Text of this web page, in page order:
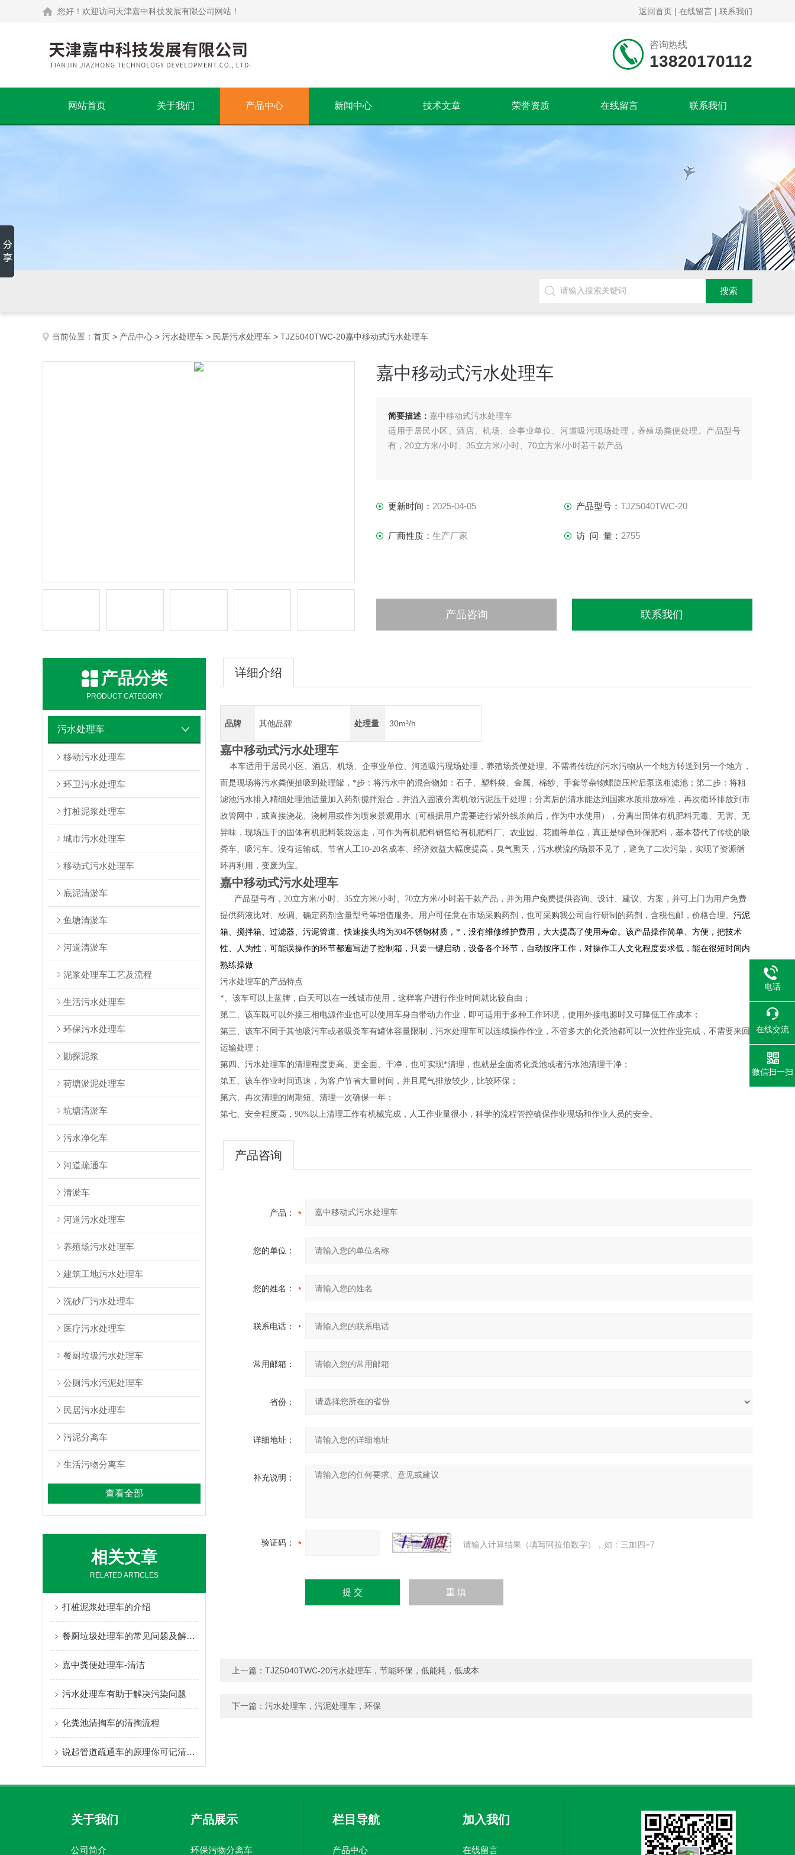
您好！欢迎访问天津嘉中科技发展有限公司网站！ 返回首页 | 在线留言 | 联系我们
咨询热线
13820170112
网站首页 关于我们 产品中心 新闻中心 技术文章 荣誉资质 在线留言 联系我们
当前位置： 首页 > 产品中心 > 污水处理车 > 民居污水处理车 > TJZ5040TWC-20嘉中移动式污水处理车
嘉中移动式污水处理车
简要描述： 嘉中移动式污水处理车
适用于居民小区、酒店、机场、企事业单位、河道吸污现场处理，养殖场粪便处理。产品型号
有，20立方米/小时、35立方米/小时、70立方米/小时若干款产品
更新时间： 2025-04-05 产品型号： TJZ5040TWC-20
厂商性质： 生产厂家 访 问 量： 2755
产品咨询 联系我们
产品分类
PRODUCT CATEGORY
污水处理车
移动污水处理车
环卫污水处理车
打桩泥浆处理车
城市污水处理车
移动式污水处理车
底泥清淤车
鱼塘清淤车
河道清淤车
泥浆处理车工艺及流程
生活污水处理车
环保污水处理车
勘探泥浆
荷塘淤泥处理车
坑塘清淤车
污水净化车
河道疏通车
清淤车
河道污水处理车
养殖场污水处理车
建筑工地污水处理车
洗砂厂污水处理车
医疗污水处理车
餐厨垃圾污水处理车
公厕污水污泥处理车
民居污水处理车
污泥分离车
生活污物分离车
查看全部
相关文章
RELATED ARTICLES
打桩泥浆处理车的介绍
餐厨垃圾处理车的常见问题及解决方法
嘉中粪便处理车-清洁
污水处理车有助于解决污染问题
化粪池清掏车的清掏流程
说起管道疏通车的原理你可记清楚了？
详细介绍
品牌 其他品牌 处理量 30m³/h
嘉中移动式污水处理车
本车适用于居民小区、酒店、机场、企事业单位、河道吸污现场处理，养殖场粪便处理。不需将传统的污水污物从一个地方转送到另一个地方，
而是现场将污水粪便抽吸到处理罐，*步：将污水中的混合物如：石子、塑料袋、金属、棉纱、手套等杂物螺旋压榨后泵送粗滤池；第二步：将粗
滤池污水排入精细处理池适量加入药剂搅拌混合，并溢入固液分离机做污泥压干处理；分离后的清水能达到国家水质排放标准，再次循环排放到市
政管网中，或直接浇花、浇树用或作为喷泉景观用水（可根据用户需要进行紫外线杀菌后，作为中水使用），分离出固体有机肥料无毒、无害、无
异味，现场压干的固体有机肥料装袋运走，可作为有机肥料销售给有机肥料厂、农业园、花圃等单位，真正是绿色环保肥料，基本替代了传统的吸
粪车、吸污车。没有运输成、节省人工10-20名成本、经济效益大幅度提高，臭气熏天，污水横流的场景不见了，避免了二次污染，实现了资源循
环再利用，变废为宝。
嘉中移动式污水处理车
产品型号有，20立方米/小时、35立方米/小时、70立方米/小时若干款产品，并为用户免费提供咨询、设计、建议、方案，并可上门为用户免费
提供药液比对、校调、确定药剂含量型号等增值服务。用户可任意在市场采购药剂，也可采购我公司自行研制的药剂，含税包邮，价格合理。 污泥
箱、搅拌箱、过滤器、污泥管道、快速接头均为304不锈钢材质，*，没有维修维护费用，大大提高了使用寿命。该产品操作简单、方便，把技术
性、人为性，可能误操作的环节都遍写进了控制箱，只要一键启动，设备各个环节，自动按序工作，对操作工人文化程度要求低，能在很短时间内
熟练操做
污水处理车的产品特点
*、该车可以上蓝牌，白天可以在一线城市使用，这样客户进行作业时间就比较自由；
第二、该车既可以外接三相电源作业也可以使用车身自带动力作业，即可适用于多种工作环境，使用外接电源时又可降低工作成本；
第三、该车不同于其他吸污车或者吸粪车有罐体容量限制，污水处理车可以连续操作作业，不管多大的化粪池都可以一次性作业完成，不需要来回
运输处理；
第四、污水处理车的清理程度更高、更全面、干净，也可实现*清理，也就是全面将化粪池或者污水池清理干净；
第五、该车作业时间迅速，为客户节省大量时间，并且尾气排放较少，比较环保；
第六、再次清理的周期短、清理一次确保一年；
第七、安全程度高，90%以上清理工作有机械完成，人工作业量很小，科学的流程管控确保作业现场和作业人员的安全。
产品咨询
产品：
您的单位：
您的姓名：
联系电话：
常用邮箱：
省份：
详细地址：
补充说明：
验证码： 请输入计算结果（填写阿拉伯数字），如：三加四=7
上一篇： TJZ5040TWC-20污水处理车，节能环保，低能耗，低成本
下一篇： 污水处理车，污泥处理车，环保
关于我们
公司简介
产品展示
环保污物分离车
栏目导航
产品中心
加入我们
在线留言
电话
在线交流
微信扫一扫